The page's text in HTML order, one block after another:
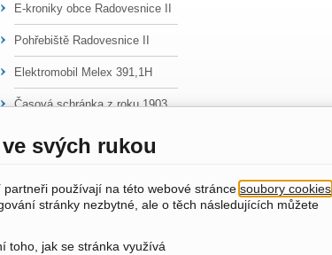
E-kroniky obce Radovesnice II
Pohřebiště Radovesnice II
Elektromobil Melex 391,1H
Časová schránka z roku 1903
svých rukou
partneři používají na této webové stránce soubory cookies
stránky nezbytné, ale o těch následujících můžete
toho, jak se stránka využívá